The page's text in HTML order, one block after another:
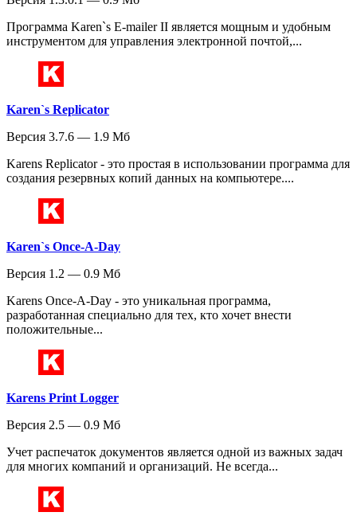
Программа Karen`s E-mailer II является мощным и удобным
инструментом для управления электронной почтой,...
Karen`s Replicator
Версия 3.7.6 — 1.9 Мб
Karens Replicator - это простая в использовании программа для
создания резервных копий данных на компьютере....
Karen`s Once-A-Day
Версия 1.2 — 0.9 Мб
Karens Once-A-Day - это уникальная программа,
разработанная специально для тех, кто хочет внести
положительные...
Karens Print Logger
Версия 2.5 — 0.9 Мб
Учет распечаток документов является одной из важных задач
для многих компаний и организаций. Не всегда...